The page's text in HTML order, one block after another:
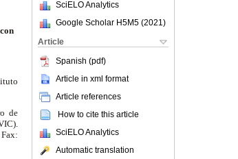
SciELO Analytics
Google Scholar H5M5 (2021 )
Article
Spanish (pdf)
Article in xml format
Article references
How to cite this article
SciELO Analytics
Automatic translation
de